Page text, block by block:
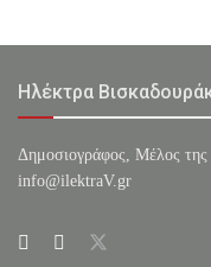
Ηλέκτρα
Δημοσιογράφος, Μέλος
info@ilektraV.gr